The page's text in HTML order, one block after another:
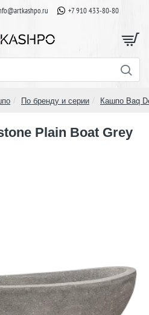
+7 910 433-80-80
По бренду и серии Кашпо Baq
Plain Boat Grey